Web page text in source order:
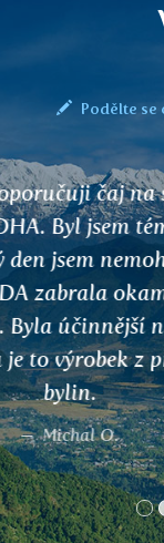
Podělte se
Ahoj,
játra